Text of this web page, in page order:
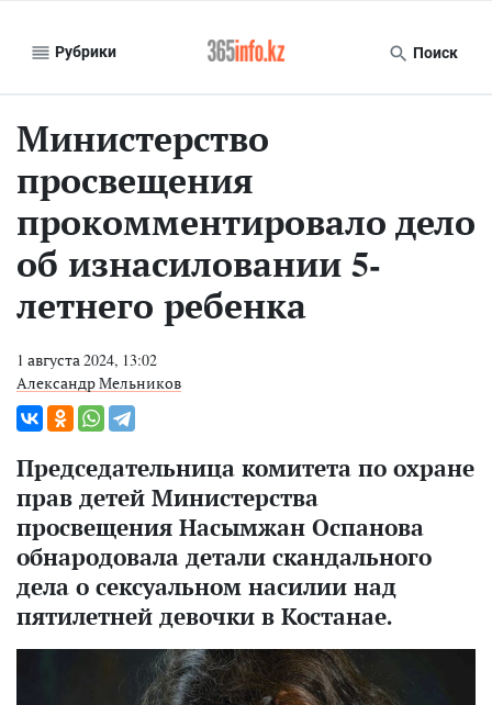
Рубрики Поиск
Министерство
просвещения
прокомментировало дело
об изнасиловании 5-
летнего ребенка
1 августа 2024, 13:02
Александр Мельников
Председательница комитета по охране
прав детей Министерства
просвещения Насымжан Оспанова
обнародовала детали скандального
дела о сексуальном насилии над
пятилетней девочки в Костанае.